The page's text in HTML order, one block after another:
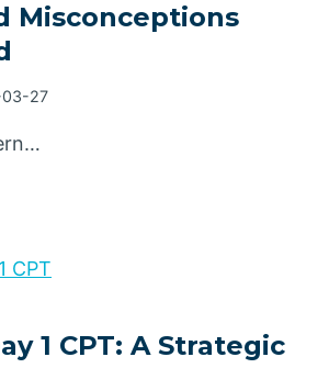
Misconceptions
27
1 CPT: A Strategic